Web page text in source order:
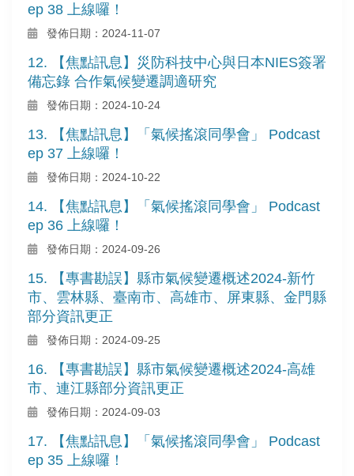
ep 38 上線囉！
發佈日期：2024-11-07
12. 【焦點訊息】災防科技中心與日本NIES簽署
備忘錄 合作氣候變遷調適研究
發佈日期：2024-10-24
13. 【焦點訊息】「氣候搖滾同學會」 Podcast
ep 37 上線囉！
發佈日期：2024-10-22
14. 【焦點訊息】「氣候搖滾同學會」 Podcast
ep 36 上線囉！
發佈日期：2024-09-26
15. 【專書勘誤】縣市氣候變遷概述2024-新竹
市、雲林縣、臺南市、高雄市、屏東縣、金門縣
部分資訊更正
發佈日期：2024-09-25
16. 【專書勘誤】縣市氣候變遷概述2024-高雄
市、連江縣部分資訊更正
發佈日期：2024-09-03
17. 【焦點訊息】「氣候搖滾同學會」 Podcast
ep 35 上線囉！